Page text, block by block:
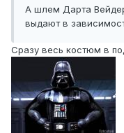
А шлем Дарта
выдают в
Сразу весь костюм в